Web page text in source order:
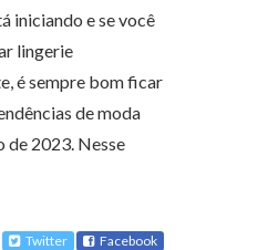
iniciando e se você
lingerie
é sempre bom ficar
de moda
de 2023. Nesse
Twitter Facebook